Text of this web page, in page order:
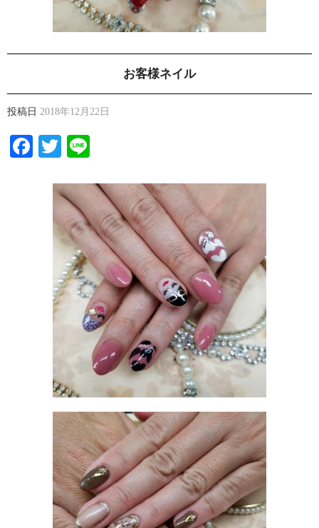
お客様ネイル
投稿日 2018年12月22日
Facebook
Twitter